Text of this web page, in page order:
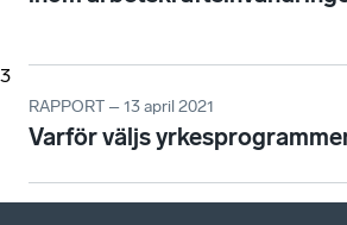
3
RAPPORT – 13 april 2021
Varför väljs